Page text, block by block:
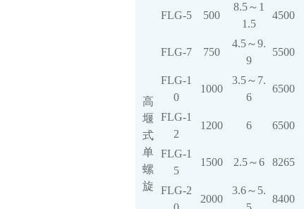
高
堰
式
单
螺
旋
FLG-5 500
8.5～1
1.5
4500
FLG-7 750
4.5～9.
9
5500
FLG-1
0
1000
3.5～7.
6
6500
FLG-1
2
1200 6 6500
FLG-1
5
1500 2.5～6 8265
FLG-2
2000
3.6～5.
8400